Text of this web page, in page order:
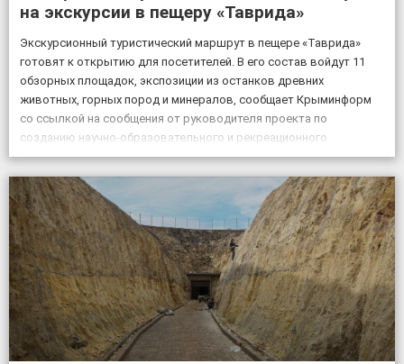
на экскурсии в пещеру «Таврида»
Экскурсионный туристический маршрут в пещере «Таврида»
готовят к открытию для посетителей. В его состав войдут 11
обзорных площадок, экспозиции из останков древних
животных, горных пород и минералов, сообщает Крыминформ
со ссылкой на сообщения от руководителя проекта по
созданию научно-образовательного и рекреационного
комплекса на базе пещеры Таврида, старшего преподавателя
Крымского федерального университета Геннадия Самохина. «На
протяжении […]